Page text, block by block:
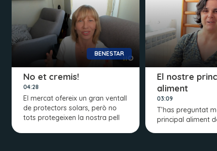
BENESTAR
No et cremis!
04:28
El mercat ofereix un gran ventall
de protectors solars, però no
tots protegeixen la nostra pell
El nostre
aliment
03:09
T’has preguntat
principal aliment